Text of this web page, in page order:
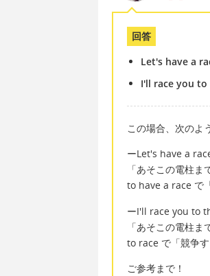
回答
Let's have a
I'll race you
この場合、次のよ
ーLet's have a
「あそこの電柱ま
to have a race で
ーI'll race you to
「あそこの電柱ま
to race で「競争す
ご参考まで！